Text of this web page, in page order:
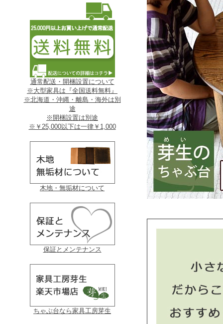
通常配送・開梱設置について
※大型家具は『全国送料無料』
※北海道・沖縄・離島・海外は別
途
※開梱設置は別途
※￥25,000以下は一律￥1,000
木地・無垢材について
保証とメンテナンス
ちゃぶ台なら家具工房芽生